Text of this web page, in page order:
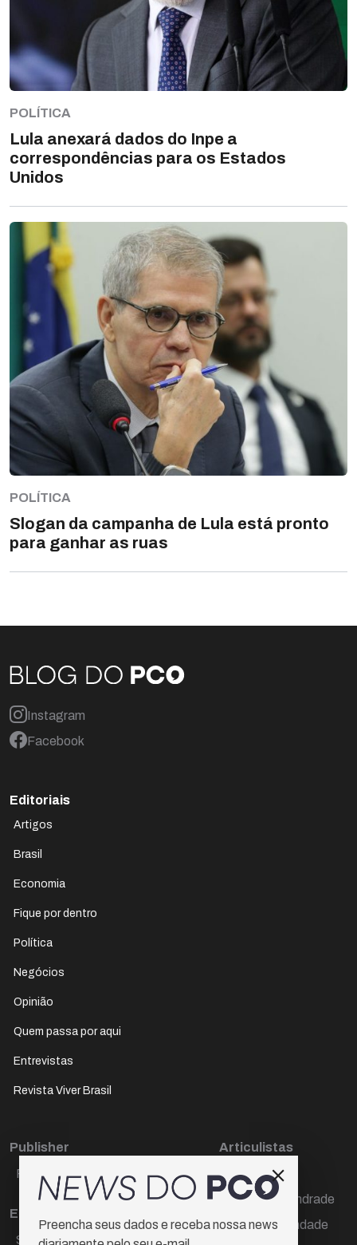
POLÍTICA
Lula anexará dados do Inpe a
correspondências para os Estados
Unidos
POLÍTICA
Slogan da campanha de Lula está pronto
para ganhar as ruas
Instagram
Facebook
Editoriais
Artigos
Brasil
Economia
Fique por dentro
Política
Negócios
Opinião
Quem passa por aqui
Entrevistas
Revista Viver Brasil
Publisher
Paulo Cesar de Oliveira
Editora Chefe
Sueli Cotta
Articulistas
Décio Freire
Dr Marcos Andrade
Hamilton Trindade
Preencha seus dados e receba nossa news